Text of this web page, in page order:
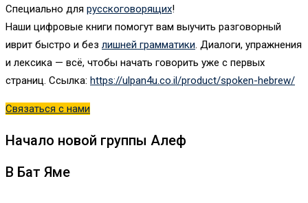
Специально для русскоговорящих!
Наши цифровые книги помогут вам выучить разговорный
иврит быстро и без лишней грамматики. Диалоги, упражнения
и лексика — всё, чтобы начать говорить уже с первых
страниц. Ссылка: https://ulpan4u.co.il/product/spoken-hebrew/
Связаться с нами
Начало новой группы Алеф
В Бат Яме